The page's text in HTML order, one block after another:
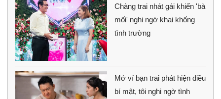
Chàng trai nhát gái khiến 'bà
mối' nghi ngờ khai khống
tình trường
Mở ví bạn trai phát hiện điều
bí mật, tôi nghi ngờ tình